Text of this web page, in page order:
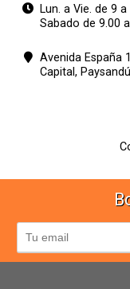
Lun. a Vie. de 9
Sabado de 9.00
Avenida España
Capital,